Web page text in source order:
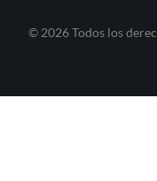
© 2026 Todos los